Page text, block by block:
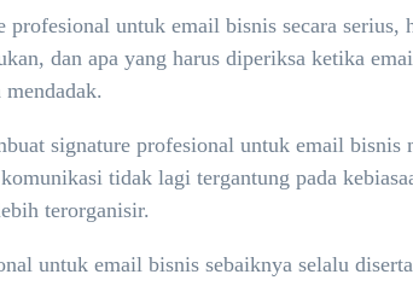
untuk email bisnis secara
dan apa yang harus diperiksa ketika
signature profesional untuk email
tidak lagi tergantung pada
terorganisir.
untuk email bisnis sebaiknya selalu